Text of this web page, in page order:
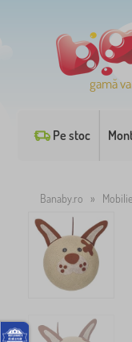
gamă
Pe stoc
Banaby.ro »